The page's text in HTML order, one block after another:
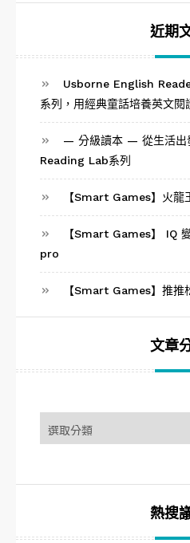
近期
Usborne English
系列，用經典童話培養英文閱
— 分級讀本 — 從生活出
Reading Lab系列
【Smart Games】火龍
【Smart Games】 IQ
pro
【Smart Games】推
文章
章
分
熱搜